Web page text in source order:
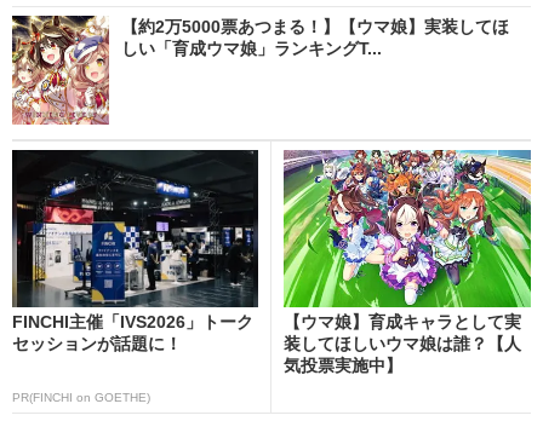
【約2万5000票あつまる！】【ウマ娘】実装してほ
しい「育成ウマ娘」ランキングT...
FINCHI主催「IVS2026」トーク
セッションが話題に！
PR(FINCHI on GOETHE)
【ウマ娘】育成キャラとして実
装してほしいウマ娘は誰？【人
気投票実施中】